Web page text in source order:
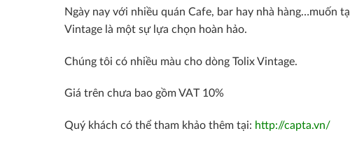
Ngày nay với nhiều quán Cafe, bar hay nhà hàng…muốn
Vintage là một sự lựa chọn hoàn hảo.
Chúng tôi có nhiều màu cho dòng Tolix Vintage.
Giá trên chưa bao gồm VAT 10%
Quý khách có thể tham khảo thêm tại: http://capta.vn/